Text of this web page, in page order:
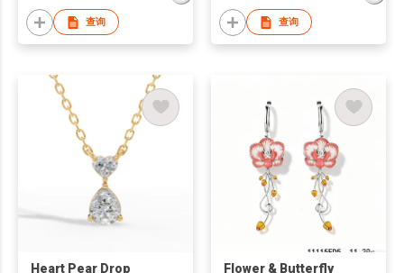
查询 查询
Heart Pear Drop Flower & Butterfly